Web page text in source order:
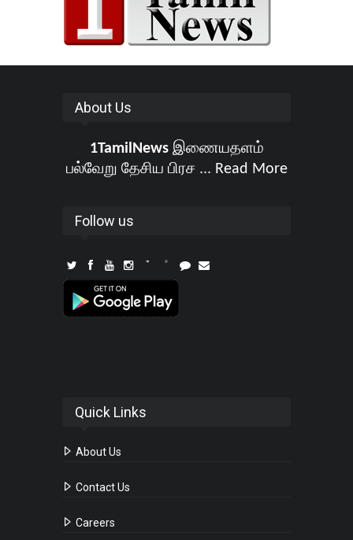
About Us
1TamilNewsஇணையதளம்
பல்வேறு தேசிய பிரச ... Read More
Follow us
Quick Links
About Us
Contact Us
Careers